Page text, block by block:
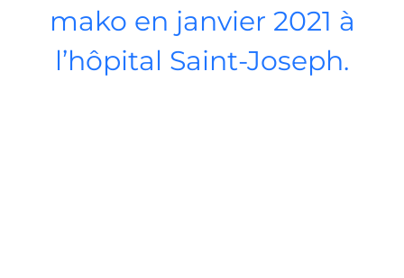
mako en janvier 2021 à
l’hôpital Saint-Joseph.